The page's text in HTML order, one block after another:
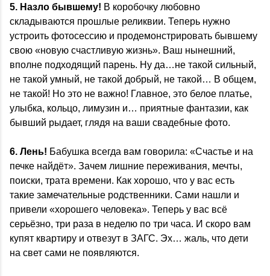
5. Назло бывшему! В коробочку любовно
складываются прошлые реликвии. Теперь нужно
устроить фотосессию и продемонстрировать бывшему
свою «новую счастливую жизнь». Ваш нынешний,
вполне подходящий парень. Ну да…не такой сильный,
не такой умный, не такой добрый, не такой… В общем,
не такой! Но это не важно! Главное, это белое платье,
улыбка, кольцо, лимузин и… приятные фантазии, как
бывший рыдает, глядя на ваши свадебные фото.
6. Лень! Бабушка всегда вам говорила: «Счастье и на
печке найдёт». Зачем лишние переживания, мечты,
поиски, трата времени. Как хорошо, что у вас есть
такие замечательные родственники. Сами нашли и
привели «хорошего человека». Теперь у вас всё
серьёзно, три раза в неделю по три часа. И скоро вам
купят квартиру и отвезут в ЗАГС. Эх… жаль, что дети
на свет сами не появляются.